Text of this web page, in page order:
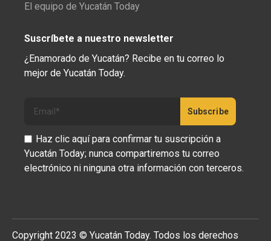
El equipo de Yucatán Today
Suscríbete a nuestro newsletter
¿Enamorado de Yucatán? Recibe en tu correo lo
mejor de Yucatán Today.
Haz clic aquí para confirmar tu suscripción a
Yucatán Today; nunca compartiremos tu correo
electrónico ni ninguna otra información con terceros.
Copyright 2023 © Yucatán Today. Todos los derechos